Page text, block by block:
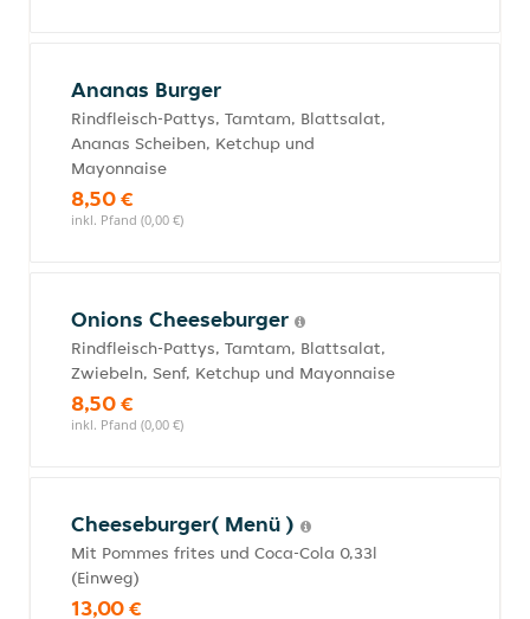
Ananas Burger
Rindfleisch-Pattys, Tamtam, Blattsalat,
Ananas Scheiben, Ketchup und
Mayonnaise
8,50 €
inkl. Pfand (0,00 €)
Onions Cheeseburger
Rindfleisch-Pattys, Tamtam, Blattsalat,
Zwiebeln, Senf, Ketchup und Mayonnaise
8,50 €
inkl. Pfand (0,00 €)
Cheeseburger( Menü )
Mit Pommes frites und Coca-Cola 0,33l
(Einweg)
13,00 €